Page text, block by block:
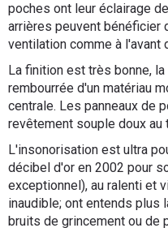
poches ont leur éclairage
arrières peuvent bénéficier
ventilation comme à l'avant
La finition est très bonne,
rembourrée d'un matériau
centrale. Les panneaux de
revêtement souple doux au
L'insonorisation est ultra
décibel d'or en 2002 pour
exceptionnel), au ralenti et
inaudible; ont entends plus
bruits de grincement ou de